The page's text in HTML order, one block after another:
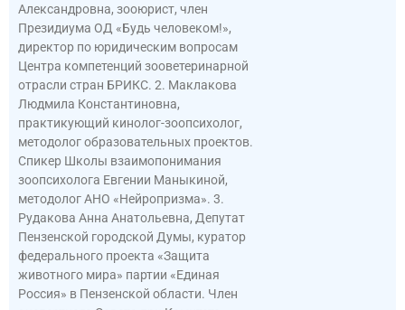
Александровна, зооюрист, член
Президиума ОД «Будь человеком!»,
директор по юридическим вопросам
Центра компетенций зооветеринарной
отрасли стран БРИКС. 2. Маклакова
Людмила Константиновна,
практикующий кинолог-зоопсихолог,
методолог образовательных проектов.
Спикер Школы взаимопонимания
зоопсихолога Евгении Маныкиной,
методолог АНО «Нейропризма». 3.
Рудакова Анна Анатольевна, Депутат
Пензенской городской Думы, куратор
федерального проекта «Защита
животного мира» партии «Единая
Россия» в Пензенской области. Член